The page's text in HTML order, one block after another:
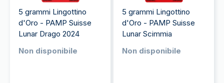
5 grammi Lingottino
d'Oro - PAMP Suisse
Lunar Drago 2024
Non disponibile
5 grammi Lingottino
d'Oro - PAMP Suisse
Lunar Scimmia
Non disponibile